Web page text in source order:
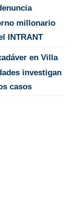
millonario
INTRANT
en Villa
investigan
casos